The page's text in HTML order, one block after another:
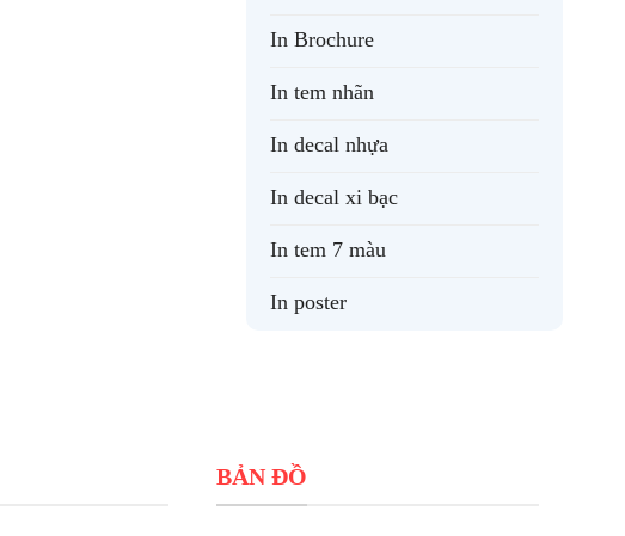
In Brochure
In tem nhãn
In decal nhựa
In decal xi bạc
In tem 7 màu
In poster
BẢN ĐỒ